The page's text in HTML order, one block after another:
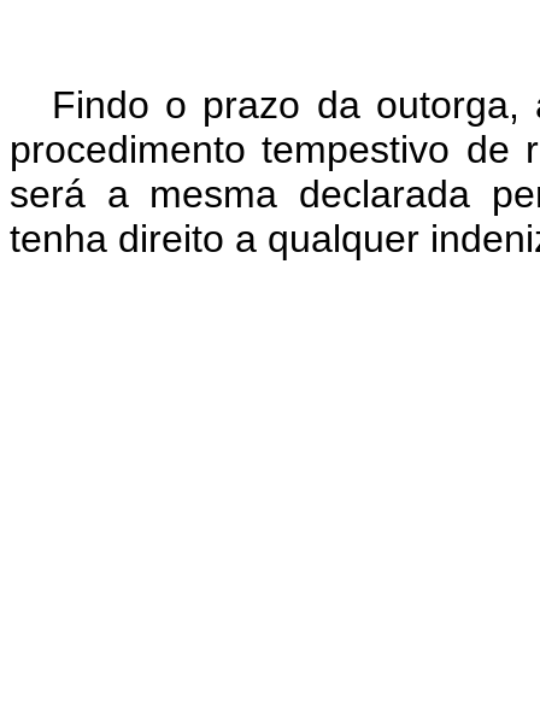
Findo o prazo da
procedimento tempestivo de
será a mesma declarada
tenha direito a qualquer